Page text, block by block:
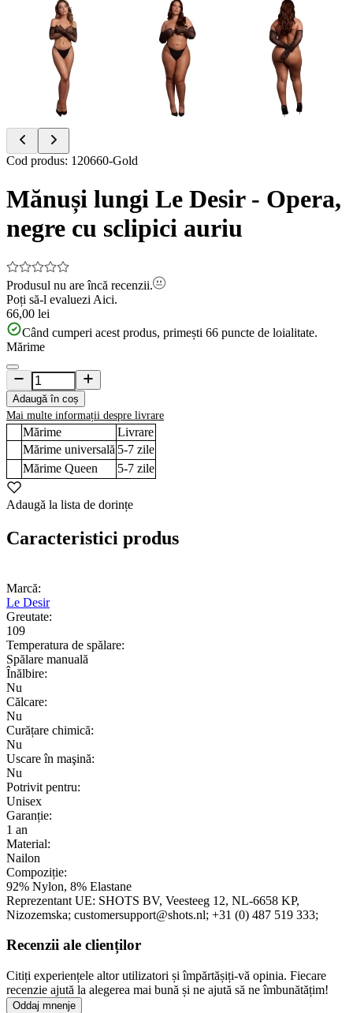
Item
of
Cod produs: 120660-Gold
Mănuși lungi Le Desir - Opera,
negre cu sclipici auriu
Produsul nu are încă recenzii.
Poți să-l evaluezi Aici.
66,00 lei
Când cumperi acest produs, primești 66 puncte de loialitate.
Mărime
Adaugă în coș
Mai multe informații despre livrare
Mărime
Livrare
Mărime universală 5-7 zile
Mărime Queen
5-7 zile
Adaugă la lista de dorințe
Caracteristici produs
Marcă:
Le Desir
Greutate:
109
Temperatura de spălare:
Spălare manuală
Înălbire:
Nu
Călcare:
Nu
Curățare chimică:
Nu
Uscare în maşină:
Nu
Potrivit pentru:
Unisex
Garanție:
1 an
Material:
Nailon
Compoziție:
92% Nylon, 8% Elastane
Reprezentant UE: SHOTS BV, Veesteeg 12, NL-6658 KP,
Nizozemska; customersupport@shots.nl; +31 (0) 487 519 333;
Recenzii ale clienților
Citiți experiențele altor utilizatori și împărtășiți-vă opinia. Fiecare
recenzie ajută la alegerea mai bună și ne ajută să ne îmbunătățim!
Oddaj mnenje